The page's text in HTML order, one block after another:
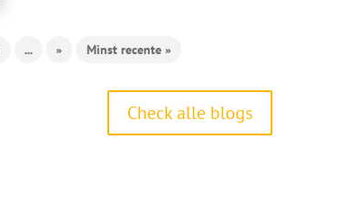
... » Minst recente »
Check alle blogs